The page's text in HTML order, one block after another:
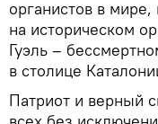
органистов в мире,
на историческом
Гуэль –
в столице
Патриот и верный